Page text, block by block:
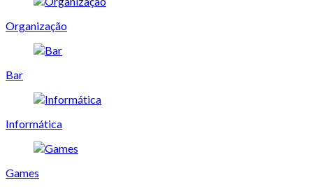
Organização
Bar
Informática
Games